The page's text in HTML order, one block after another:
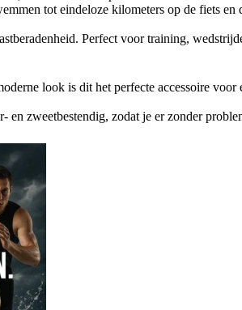
tot eindeloze kilometers op de fiets en
Perfect voor training,
look is dit het perfecte accessoire voor
en zweetbestendig, zodat je er zonder